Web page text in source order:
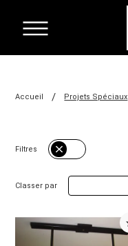
Accueil / Projets Spéciaux
Filtres
Classer par